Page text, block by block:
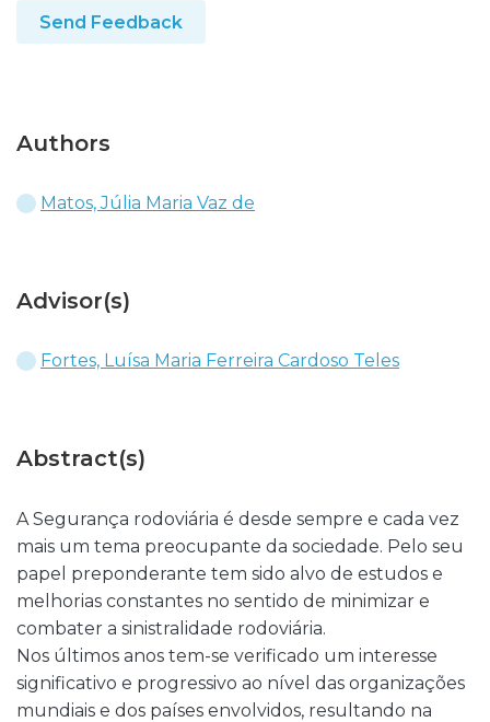
Send Feedback
Authors
Matos, Júlia Maria Vaz de
Advisor(s)
Fortes, Luísa Maria Ferreira Cardoso Teles
Abstract(s)
A Segurança rodoviária é desde sempre e cada vez
mais um tema preocupante da sociedade. Pelo seu
papel preponderante tem sido alvo de estudos e
melhorias constantes no sentido de minimizar e
combater a sinistralidade rodoviária.
Nos últimos anos tem-se verificado um interesse
significativo e progressivo ao nível das organizações
mundiais e dos países envolvidos, resultando na